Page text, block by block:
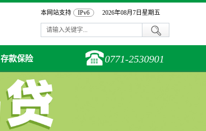
本网站支持 IPv6 2026年08月7日星期五
存款保险 0771-2530901